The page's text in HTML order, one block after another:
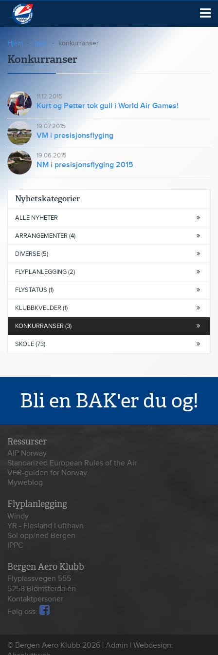
Hjem Tags konkurranser
Konkurranser
11.12.2015
Kurt og Petter tok gull i World Air Games!
19.07.2015
VM i presisjonsflyging
19.06.2015
NM i presisjonsflyging 2015
Nyhetskategorier
ALLE NYHETER
ARRANGEMENTER (4)
DIVERSE (5)
FLYPLANLEGGING (2)
FLYSTATUS (1)
KLUBBKVELDER (1)
KONKURRANSER (3)
SKOLE (73)
Bli en BAK'er du og!
Ressurser
AIP Norway
Standarized European Rules of the Air
VFR-guiden for Norway
Myweblog
Flyplanlegging
Windy
YR - Flesland Lufthavn
Sol opp/ned Bergen
IPPC
Bergen Aero Klubb
Flyplassvegen 555
5258 Blomsterdalen
Kontaktpersoner
Følg oss:
© Bergen Aero Klubb 2026 | Admin | Webdesign: